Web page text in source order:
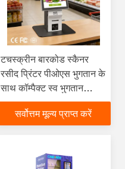
टचस्क्रीन बारकोड स्कैनर
रसीद प्रिंटर पीओएस भुगतान के
साथ कॉम्पैक्ट स्व भुगतान
कियोस्क
सर्वोत्तम मूल्य प्राप्त करें